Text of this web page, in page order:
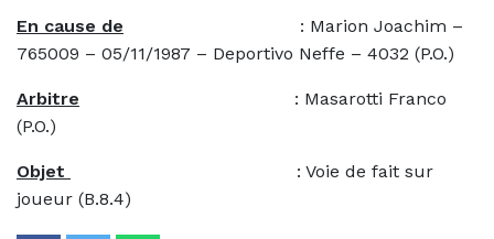
En cause de
: Marion Joachim –
765009 – 05/11/1987 – Deportivo Neffe – 4032 (P.O.)
Arbitre : Masarotti Franco
(P.O.)
Objet
: Voie de fait sur
joueur (B.8.4)